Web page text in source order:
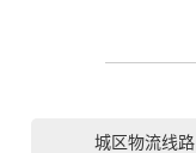
城区物流线路